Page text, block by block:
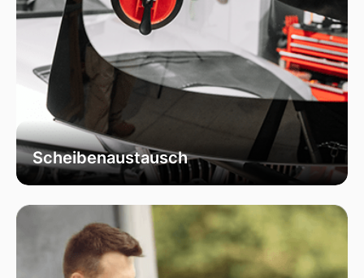
Scheibenaustausch
Bei uns erhalten Sie einen fachgerechten
Fahrzeugscheiben. Wir verwenden
ausschließlich hochwertiges Autoglas, das
speziell für Ihr Fahrzeugmodell geeignet ist, um